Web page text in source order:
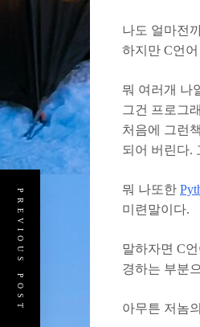
나도 얼마전
하지만 C언
뭐 여러개 나
그건 프로그
처음에 그런
되어 버린다.
뭐 나또한
미련말이다.
말하자면 C
경하는 부분
아무튼 저놈
PREVIOUS POST